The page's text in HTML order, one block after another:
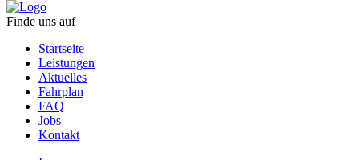
Finde uns auf
Startseite
Leistungen
Aktuelles
Fahrplan
FAQ
Jobs
Kontakt